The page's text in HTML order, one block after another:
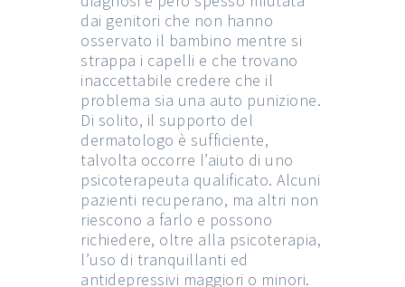
dai genitori che non hanno
osservato il bambino mentre si
strappa i capelli e che trovano
inaccettabile credere che il
problema sia una auto punizione.
Di solito, il supporto del
dermatologo è sufficiente,
talvolta occorre l’aiuto di uno
psicoterapeuta qualificato. Alcuni
pazienti recuperano, ma altri non
riescono a farlo e possono
richiedere, oltre alla psicoterapia,
l’uso di tranquillanti ed
antidepressivi maggiori o minori.